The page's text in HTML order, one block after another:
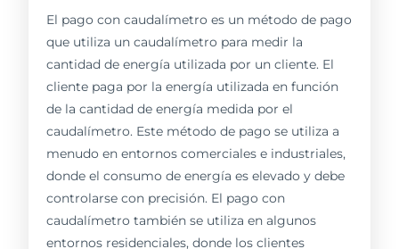
El pago con caudalímetro es un método de pago
que utiliza un caudalímetro para medir la
cantidad de energía utilizada por un cliente. El
cliente paga por la energía utilizada en función
de la cantidad de energía medida por el
caudalímetro. Este método de pago se utiliza a
menudo en entornos comerciales e industriales,
donde el consumo de energía es elevado y debe
controlarse con precisión. El pago con
caudalímetro también se utiliza en algunos
entornos residenciales, donde los clientes